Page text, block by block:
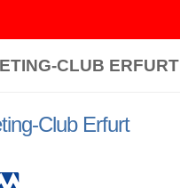
CLUB ERFURT
Club Erfurt